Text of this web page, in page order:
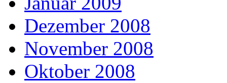
Dezember 2008
November 2008
Oktober 2008